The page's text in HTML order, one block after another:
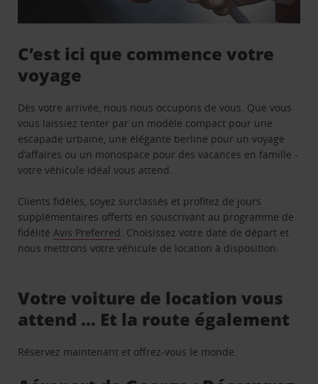
C’est ici que commence votre
voyage
Dès votre arrivée, nous nous occupons de vous. Que vous
vous laissiez tenter par un modèle compact pour une
escapade urbaine, une élégante berline pour un voyage
d’affaires ou un monospace pour des vacances en famille -
votre véhicule idéal vous attend.
Clients fidèles, soyez surclassés et profitez de jours
supplémentaires offerts en souscrivant au programme de
fidélitéAvis Preferred. Choisissez votre date de départ et
nous mettrons votre véhicule de location à disposition.
Votre voiture de location vous
attend … Et la route également
Réservez maintenant et offrez-vous le monde.